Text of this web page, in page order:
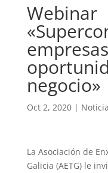
Webinar
negocio»
Oct 2, 2020|
La Asociación de
Galicia (AETG) le